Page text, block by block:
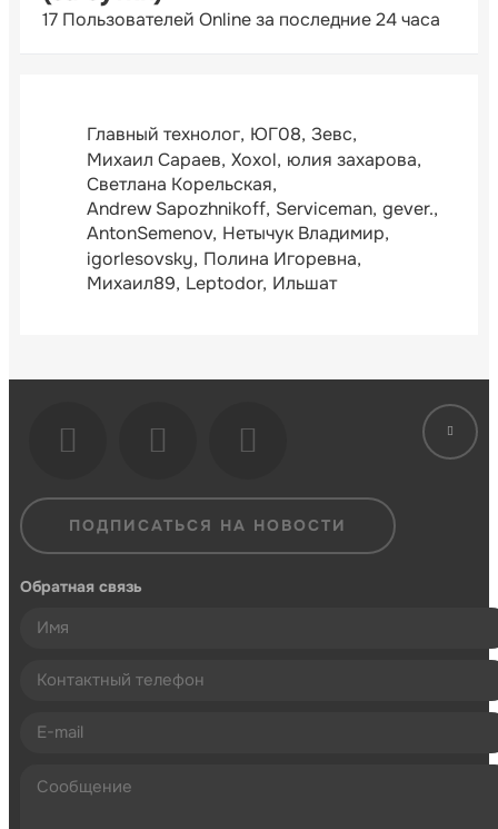
17 Пользователей Online за последние 24 часа
Главный технолог ЮГ08 Зевс
Михаил Сараев Xoxol юлия захарова
Светлана Корельская
Andrew Sapozhnikoff Serviceman gever.
AntonSemenov Нетычук Владимир
igorlesovsky Полина Игоревна
Михаил89 Leptodor Ильшат
ПОДПИСАТЬСЯ НА НОВОСТИ
Обратная связь